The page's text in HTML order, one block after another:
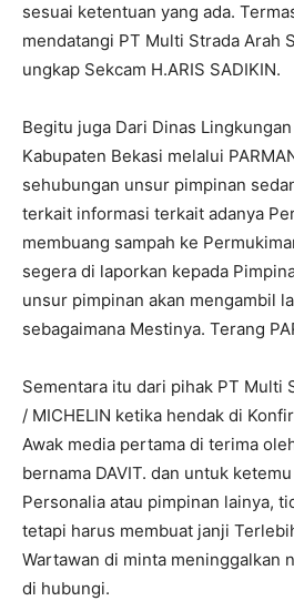
sesuai ketentuan yang ada.
mendatangi PT Multi Strada Arah
ungkap Sekcam H.ARIS SADIKIN.
Begitu juga Dari Dinas
Kabupaten Bekasi melalui
sehubungan unsur pimpinan
terkait informasi terkait adanya
membuang sampah ke
segera di laporkan kepada
unsur pimpinan akan mengambil
sebagaimana Mestinya. Terang
Sementara itu dari pihak PT Multi
/ MICHELIN ketika hendak di
Awak media pertama di terima
bernama DAVIT. dan untuk
Personalia atau pimpinan lainya,
tetapi harus membuat janji
Wartawan di minta meninggalkan
di hubungi.